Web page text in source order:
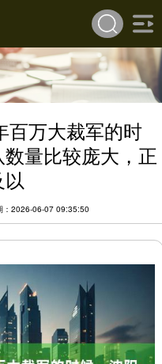
百万大裁军的时
量比较庞大，正
：2026-06-07 09:35:50